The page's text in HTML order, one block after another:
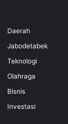
Daerah
Jabodetabek
Teknologi
Olahraga
Bisnis
Investasi